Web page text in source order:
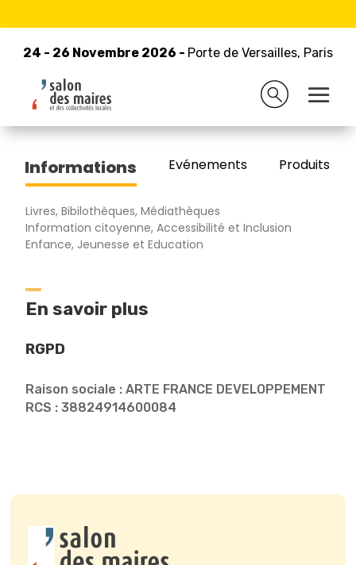
24 - 26 Novembre 2026 - Porte de Versailles, Paris
24 - 26 Novembre 2026 - Porte de Versailles, Paris
Retour à la liste des exposants
ARTE Mediatheque
Informations Evénements Produits/
Livres, Bibilothèques, Médiathèques
Information citoyenne, Accessibilité et Inclusion
Enfance, Jeunesse et Education
En savoir plus
RGPD
Raison sociale : ARTE FRANCE DEVELOPPEMENT
RCS : 38824914600084